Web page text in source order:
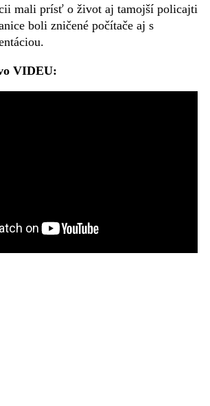
mali prísť o život aj tamojší policajti
boli zničené počítače aj s
VIDEU: